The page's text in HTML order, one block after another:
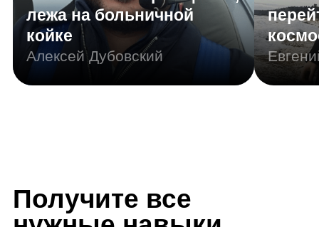
Резюме Портфолио
Junior Копирайтер
Другие названия вашей профессии: